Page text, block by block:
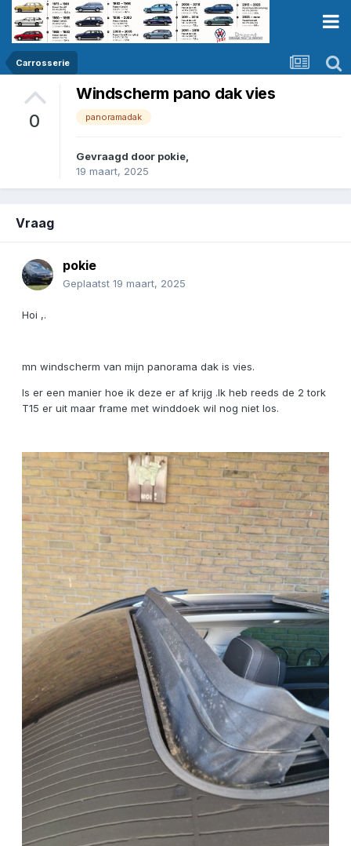
Carrosserie
0
Windscherm pano dak vies
panoramadak
Gevraagd door pokie,
19 maart, 2025
Vraag
pokie
Geplaatst 19 maart, 2025
Hoi ,.
mn windscherm van mijn panorama dak is vies.
Is er een manier hoe ik deze er af krijg .Ik heb reeds de 2 tork
T15 er uit maar frame met winddoek wil nog niet los.